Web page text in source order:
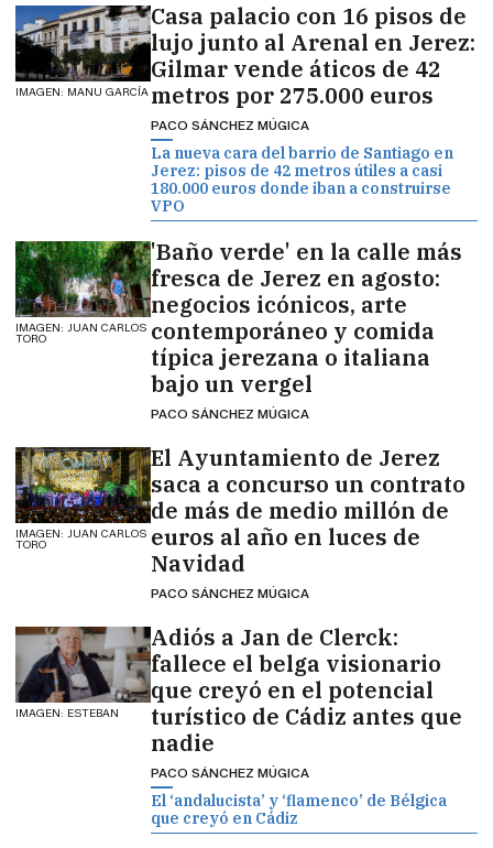
IMAGEN: MANU GARCÍA
Casa palacio con 16 pisos de
lujo junto al Arenal en Jerez:
Gilmar vende áticos de 42
metros por 275.000 euros
PACO SÁNCHEZ MÚGICA
La nueva cara del barrio de Santiago en
Jerez: pisos de 42 metros útiles a casi
180.000 euros donde iban a construirse
VPO
IMAGEN: JUAN CARLOS
TORO
'Baño verde' en la calle más
fresca de Jerez en agosto:
negocios icónicos, arte
contemporáneo y comida
típica jerezana o italiana
bajo un vergel
PACO SÁNCHEZ MÚGICA
IMAGEN: JUAN CARLOS
TORO
El Ayuntamiento de Jerez
saca a concurso un contrato
de más de medio millón de
euros al año en luces de
Navidad
PACO SÁNCHEZ MÚGICA
IMAGEN: ESTEBAN
Adiós a Jan de Clerck:
fallece el belga visionario
que creyó en el potencial
turístico de Cádiz antes que
nadie
PACO SÁNCHEZ MÚGICA
El ‘andalucista’ y ‘flamenco’ de Bélgica
que creyó en Cádiz